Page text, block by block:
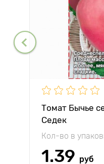
Томат Бычье
Седек
Кол-во в
1.39 руб